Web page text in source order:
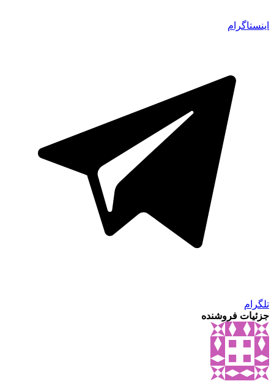
اینستاگرام
تلگرام
جزئیات فروشنده